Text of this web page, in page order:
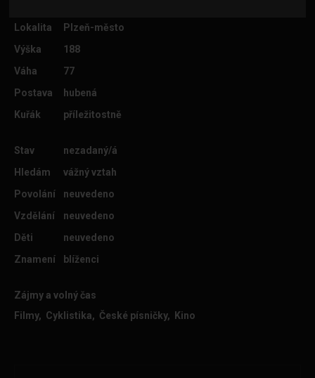
Lokalita
Plzeň-město
Výška
188
Váha
77
Postava
hubená
Kuřák
příležitostně
Stav
nezadaný/á
Hledám
vážný vztah
Povolání
neuvedeno
Vzdělání
neuvedeno
Děti
neuvedeno
Znamení
blíženci
Zájmy a volný čas
Filmy, Cyklistika, České písničky, Kino